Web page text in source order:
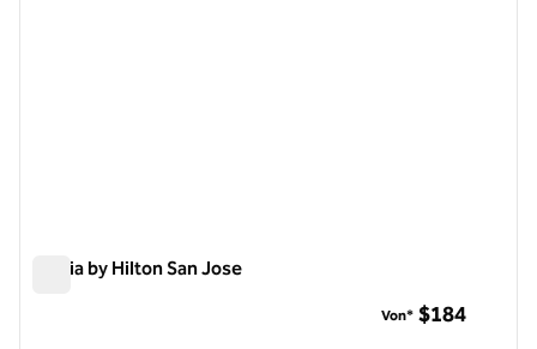
Signia by Hilton San Jose
Von* $184